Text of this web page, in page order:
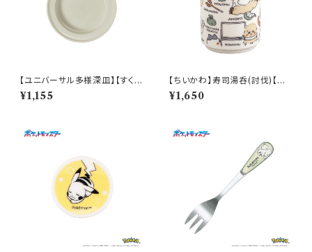
【ユニバーサル多様深皿】【すくい
やすいうつわ】16.5cm ディープ
プレート（ホワイト）【NB10】
¥1,155
【ちいかわ】寿司湯呑(討伐)【CK
W50】CKW52-327
¥1,650